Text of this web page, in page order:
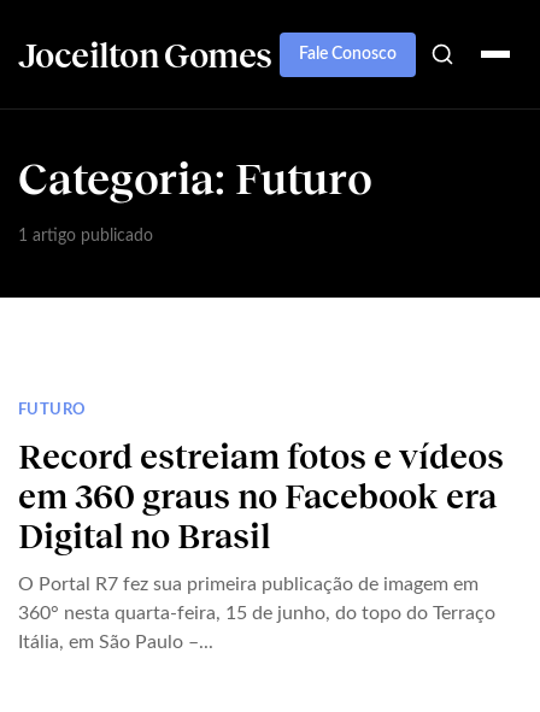
Joceilton Gomes Fale Conosco
Categoria: Futuro
1 artigo publicado
FUTURO
Record estreiam fotos e vídeos
em 360 graus no Facebook era
Digital no Brasil
O Portal R7 fez sua primeira publicação de imagem em
360° nesta quarta-feira, 15 de junho, do topo do Terraço
Itália, em São Paulo –...